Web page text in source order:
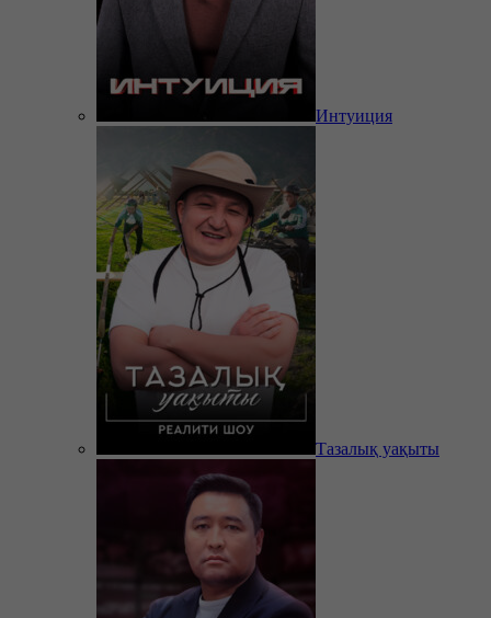
Интуиция
Тазалық уақыты